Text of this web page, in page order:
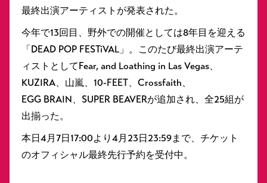
最終出演アーティストが発表された。
今年で13回目、野外での開催としては8年目を迎える
「DEAD POP FESTiVAL」。このたび最終出演アーテ
ィストとしてFear, and Loathing in Las Vegas、
KUZIRA、山嵐、10-FEET、Crossfaith、
EGG BRAIN、SUPER BEAVERが追加され、全25組が
出揃った。
本日4月7日17:00より4月23日23:59まで、チケット
のオフィシャル最終先行予約を受付中。